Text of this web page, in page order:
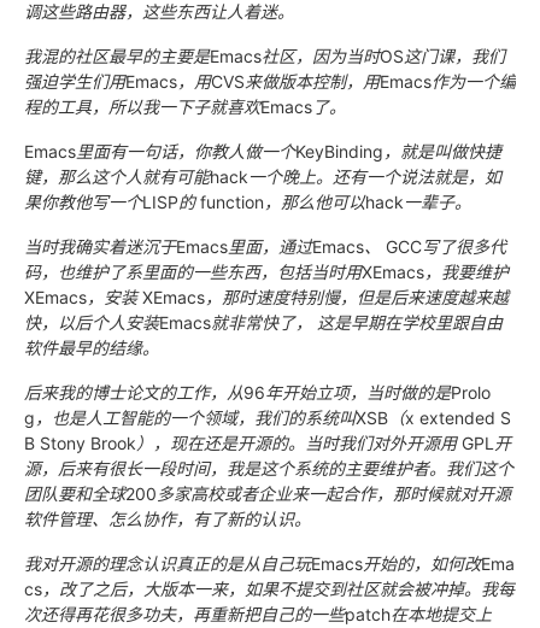
调这些路由器，这些东西让人着迷。
我混的社区最早的主要是Emacs社区，因为当时OS这门课，我们
强迫学生们用Emacs，用CVS来做版本控制，用Emacs作为一个编
程的工具，所以我一下子就喜欢Emacs 了。
Emacs里面有一句话，你教人做一个KeyBinding ，就是叫做快捷
键，那么这个人就有可能hack一个晚上。还有一个说法就是，如
果你教他写一个LISP的function ，那么他可以hack一辈子。
当时我确实着迷沉于Emacs里面，通过Emacs、 GCC写了很多代
码，也维护了系里面的一些东西，包括当时用XEmacs，我要维护
XEmacs，安装XEmacs，那时速度特别慢，但是后来速度越来越
快，以后个人安装Emacs就非常快了，
这是早期在学校里跟自由
软件最早的结缘。
后来我的博士论文的工作，从96年开始立项，当时做的是Prolo
g ，也是人工智能的一个领域，我们的系统叫XSB （x extended S
B Stony Brook），现在还是开源的。当时我们对外开源用GPL 开
源，后来有很长一段时间，我是这个系统的主要维护者。我们这个
团队要和全球200多家高校或者企业来一起合作，那时候就对开源
软件管理、怎么协作，有了新的认识。
我对开源的理念认识真正的是从自己玩Emacs开始的，如何改Ema
cs，改了之后，大版本一来，如果不提交到社区就会被冲掉。我每
次还得再花很多功夫，再重新把自己的一些patch在本地提交上